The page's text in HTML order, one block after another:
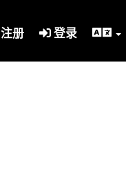
注册 登录